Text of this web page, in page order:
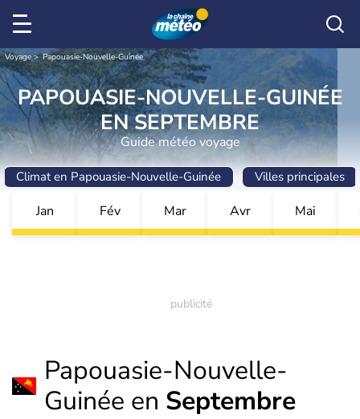
Voyage Papouasie-Nouvelle-Guinée
PAPOUASIE-NOUVELLE-GUINÉE
EN SEPTEMBRE
Guide météo voyage
Climat en Papouasie-Nouvelle-Guinée Villes principales
Jan Fév Mar Avr Mai
Papouasie-Nouvelle-
Guinée en Septembre